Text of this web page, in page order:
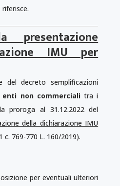
presentazione
IMU per
del decreto semplificazioni
non commercialitra i
proroga al 31.12.2022 del
della dichiarazione IMU
c. 769-770 L. 160/2019).
per eventuali ulteriori